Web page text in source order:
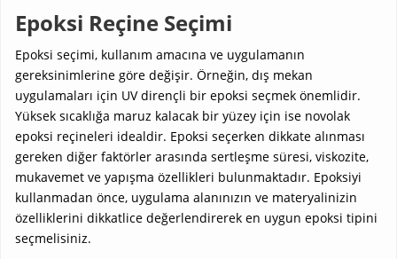
Epoksi Reçine Seçimi
Epoksi seçimi, kullanım amacına ve uygulamanın
gereksinimlerine göre değişir. Örneğin, dış mekan
uygulamaları için UV dirençli bir epoksi seçmek önemlidir.
Yüksek sıcaklığa maruz kalacak bir yüzey için ise novolak
epoksi reçineleri idealdir. Epoksi seçerken dikkate alınması
gereken diğer faktörler arasında sertleşme süresi, viskozite,
mukavemet ve yapışma özellikleri bulunmaktadır. Epoksiyi
kullanmadan önce, uygulama alanınızın ve materyalinizin
özelliklerini dikkatlice değerlendirerek en uygun epoksi tipini
seçmelisiniz.